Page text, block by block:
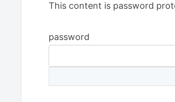
This content is password
password